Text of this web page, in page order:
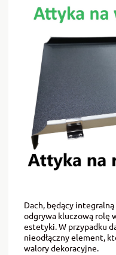
Dach, będący
odgrywa kluczową rolę
estetyki. W przypadku
nieodłączny element,
walory dekoracyjne.